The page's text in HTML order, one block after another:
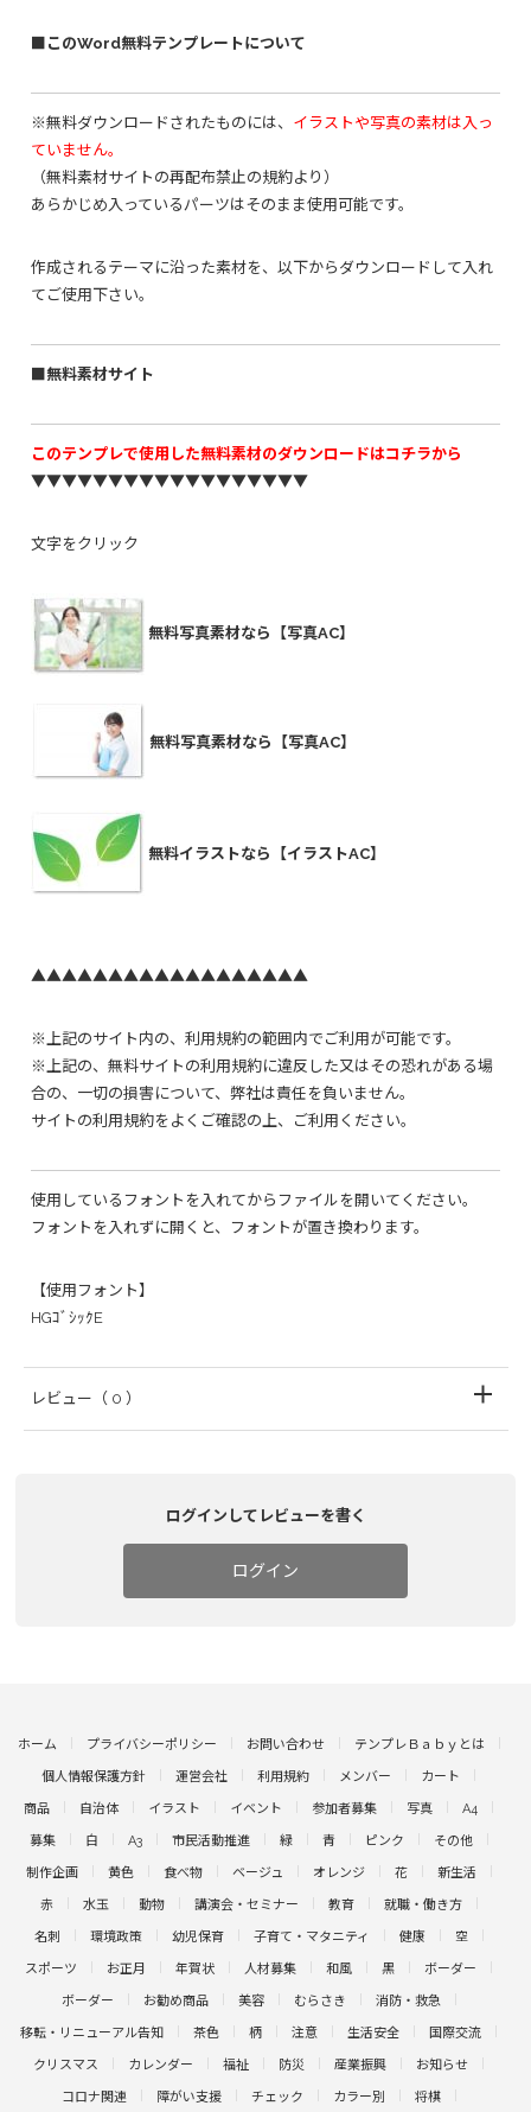
■このWord無料テンプレートについて
※無料ダウンロードされたものには、 イラストや写真の素材は入っ
ていません。
（無料素材サイトの再配布禁止の規約より）
あらかじめ入っているパーツはそのまま使用可能です。
作成されるテーマに沿った素材を、以下からダウンロードして入れ
てご使用下さい。
■無料素材サイト
このテンプレで使用した無料素材のダウンロードはコチラから
▼▼▼▼▼▼▼▼▼▼▼▼▼▼▼▼▼▼
文字をクリック
無料写真素材なら【写真AC】
無料写真素材なら【写真AC】
無料イラストなら【イラストAC】
▲▲▲▲▲▲▲▲▲▲▲▲▲▲▲▲▲▲
※上記のサイト内の、利用規約の範囲内でご利用が可能です。
※上記の、無料サイトの利用規約に違反した又はその恐れがある場
合の、一切の損害について、弊社は責任を負いません。
サイトの利用規約をよくご確認の上、ご利用ください。
使用しているフォントを入れてからファイルを開いてください。
フォントを入れずに開くと、フォントが置き換わります。
【使用フォント】
HGｺﾞｼｯｸE
レビュー （ 0 ）
ログインしてレビューを書く
ログイン
ホーム プライバシーポリシー お問い合わせ テンプレＢａｂｙとは
個人情報保護方針 運営会社 利用規約 メンバー カート
商品 自治体 イラスト イベント 参加者募集 写真 A4
募集 白 A3 市民活動推進 緑 青 ピンク その他
制作企画 黄色 食べ物 ベージュ オレンジ 花 新生活
赤 水玉 動物 講演会・セミナー 教育 就職・働き方
名刺 環境政策 幼児保育 子育て・マタニティ 健康 空
スポーツ お正月 年賀状 人材募集 和風 黒 ボーダー
ボーダー お勧め商品 美容 むらさき 消防・救急
移転・リニューアル告知 茶色 柄 注意 生活安全 国際交流
クリスマス カレンダー 福祉 防災 産業振興 お知らせ
コロナ関連 障がい支援 チェック カラー別 将棋